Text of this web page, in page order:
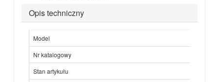
Opis techniczny
Model
Nr katalogowy
Stan artykułu